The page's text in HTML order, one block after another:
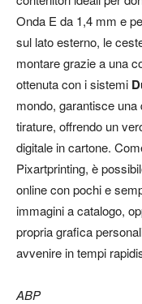
Onda E da 1,4 mm e
sul lato esterno, le
montare grazie a una
ottenuta con i sistemi
mondo, garantisce
tirature, offrendo un
digitale in cartone.
Pixartprinting, è
online con pochi e
immagini a catalogo,
propria grafica
avvenire in tempi
ABP